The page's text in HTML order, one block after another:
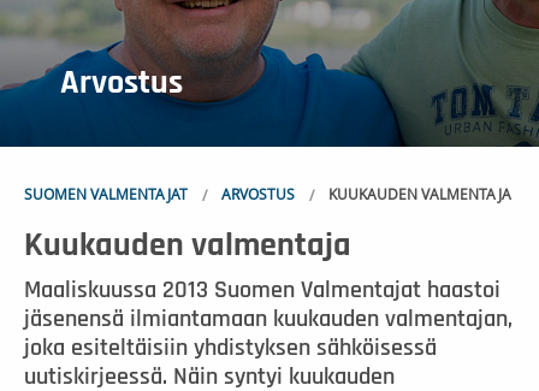
Arvostus
SUOMEN VALMENTAJAT ARVOSTUS KUUKAUDEN VALMENTAJA
Kuukauden valmentaja
Maaliskuussa 2013 Suomen Valmentajat haastoi
jäsenensä ilmiantamaan kuukauden valmentajan,
joka esiteltäisiin yhdistyksen sähköisessä
uutiskirjeessä. Näin syntyi kuukauden